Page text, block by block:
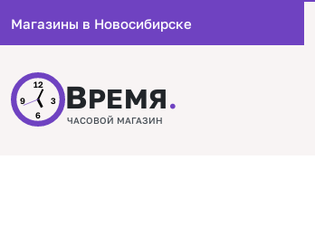
Магазины в Новосибирске
12
3
6
9 ВРЕМЯ.
ЧАСОВОЙ МАГАЗИН